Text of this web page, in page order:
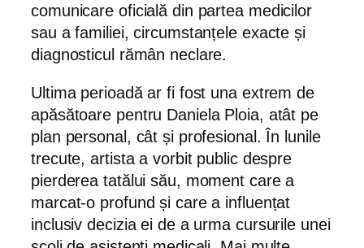
comunicare oficială din partea medicilor
sau a familiei, circumstanțele exacte și
diagnosticul rămân neclare.
Ultima perioadă ar fi fost una extrem de
apăsătoare pentru Daniela Ploia, atât pe
plan personal, cât și profesional. În lunile
trecute, artista a vorbit public despre
pierderea tatălui său, moment care a
marcat-o profund și care a influențat
inclusiv decizia ei de a urma cursurile unei